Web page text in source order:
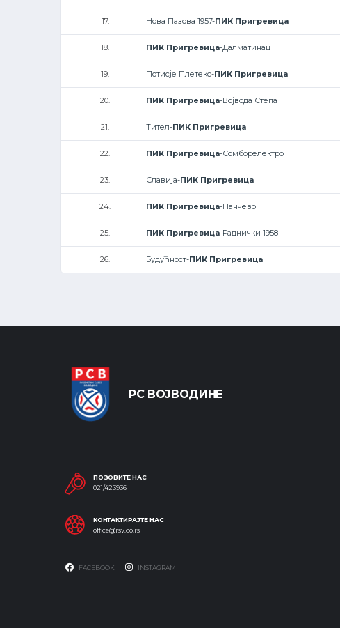
17. Нова Пазова 1957-ПИК Пригревица
18. ПИК Пригревица-Далматинац
19. Потисје Плетекс-ПИК Пригревица
20. ПИК Пригревица-Војвода Степа
21. Тител-ПИК Пригревица
22. ПИК Пригревица-Сомборелектро
23. Славија-ПИК Пригревица
24. ПИК Пригревица-Панчево
25. ПИК Пригревица-Раднички 1958
26. Будућност-ПИК Пригревица
РС ВОЈВОДИНЕ
ПОЗОВИТЕ НАС
021/423936
КОНТАКТИРАЈТЕ НАС
office@rsv.co.rs
FACEBOOK INSTAGRAM